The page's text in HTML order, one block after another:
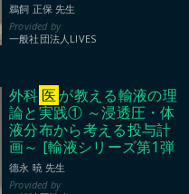
鵜飼 正保 先生
一般社団法人LIVES
外科 医 が教える輸液の理
論と実践① ～浸透圧・体
液分布から考える投与計
画～ [輸液シリーズ第1弾
德永 暁 先生